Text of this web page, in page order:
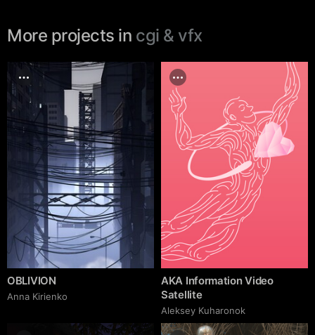
More projects in cgi & vfx
OBLIVION
Anna Kirienko
AKA Information Video
Satellite
Aleksey Kuharonok